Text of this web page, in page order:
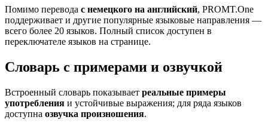
Помимо перевода с немецкого на английский, PROMT.One
поддерживает и другие популярные языковые направления —
всего более 20 языков. Полный список доступен в
переключателе языков на странице.
Словарь с примерами и озвучкой
Встроенный словарь показывает реальные примеры
употребления и устойчивые выражения; для ряда языков
доступна озвучка произношения.